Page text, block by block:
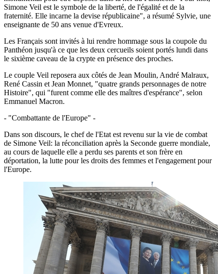
Simone Veil est le symbole de la liberté, de l'égalité et de la
fraternité. Elle incarne la devise républicaine", a résumé Sylvie, une
enseignante de 50 ans venue d'Evreux.
Les Français sont invités à lui rendre hommage sous la coupole du
Panthéon jusqu'à ce que les deux cercueils soient portés lundi dans
le sixième caveau de la crypte en présence des proches.
Le couple Veil reposera aux côtés de Jean Moulin, André Malraux,
René Cassin et Jean Monnet, "quatre grands personnages de notre
Histoire", qui "furent comme elle des maîtres d'espérance", selon
Emmanuel Macron.
- "Combattante de l'Europe" -
Dans son discours, le chef de l'Etat est revenu sur la vie de combat
de Simone Veil: la réconciliation après la Seconde guerre mondiale,
au cours de laquelle elle a perdu ses parents et son frère en
déportation, la lutte pour les droits des femmes et l'engagement pour
l'Europe.